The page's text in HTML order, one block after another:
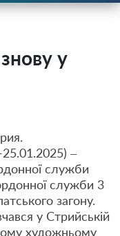
у
–
служби
служби 3
загону.
у Стрийській
художньому